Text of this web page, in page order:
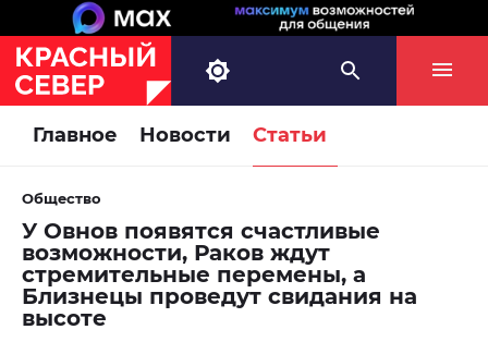
Главное Новости Статьи
Общество
У Овнов появятся счастливые
возможности, Раков ждут
стремительные перемены, а
Близнецы проведут свидания на
высоте